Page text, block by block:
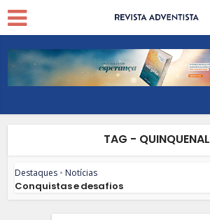
TAG - QUINQUENAL
Destaques • Notícias
Conquistas e desafios